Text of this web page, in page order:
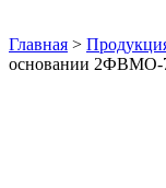
Главная >
основании 2ФВМO-